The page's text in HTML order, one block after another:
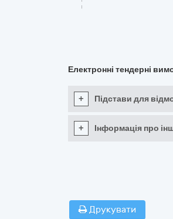
Електронні тендерні
+ Підстави для
+ Інформація про
Друкувати